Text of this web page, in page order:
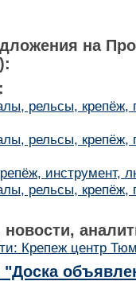
на
рельсы, крепёж,
рельсы, крепёж,
инструмент,
рельсы, крепёж,
Крепеж центр
"Доска